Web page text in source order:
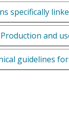
specifically
Production and
guidelines